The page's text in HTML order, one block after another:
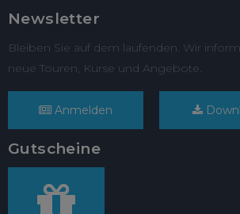
Newsletter
Bleiben Sie auf dem laufenden. Wir
neue Touren, Kurse und Angebote.
Anmelden
Gutscheine